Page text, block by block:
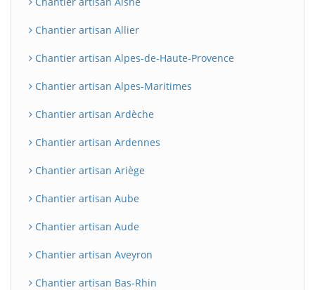
Chantier artisan Allier
Chantier artisan Alpes-de-Haute-Provence
Chantier artisan Alpes-Maritimes
Chantier artisan Ardèche
Chantier artisan Ardennes
Chantier artisan Ariège
Chantier artisan Aube
Chantier artisan Aude
Chantier artisan Aveyron
Chantier artisan Bas-Rhin